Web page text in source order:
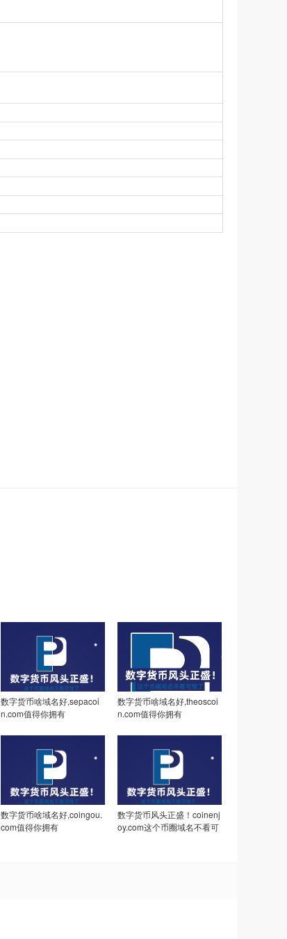
数字货币啥域名好,sepacoi
n.com值得你拥有
数字货币啥域名好,theoscoi
n.com值得你拥有
数字货币啥域名好,coingou.
com值得你拥有
数字货币风头正盛！coinenj
oy.com这个币圈域名不看可